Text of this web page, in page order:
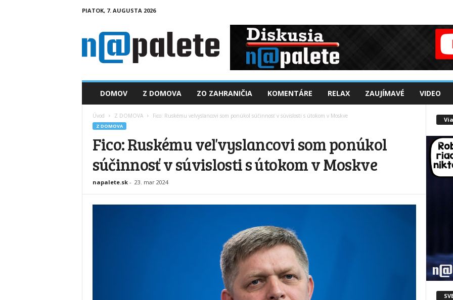
PIATOK, 7. AUGUSTA 2026
a
DOMOV Z DOMOVA ZO ZAHRANIČIA KOMENTÁRE RELAX ZAUJÍMAVÉ VIDEO
Úvod Z DOMOVA Fico: Ruskému veľvyslancovi som ponúkol súčinnosť v súvislosti s útokom v Moskve
Z DOMOVA
Fico: Ruskému veľvyslancovi som ponúkol
súčinnosť v súvislosti s útokom v Moskve
napalete.sk- 23. mar 2024